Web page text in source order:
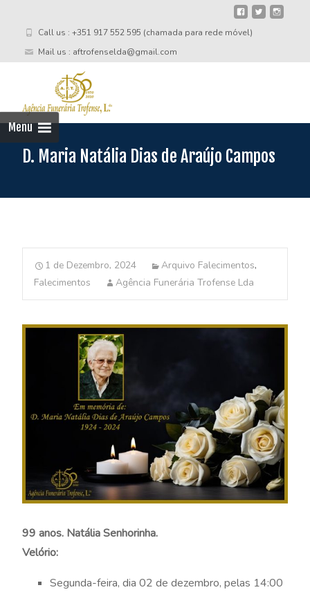
Call us : +351 917 552 595 (chamada para rede móvel)
Mail us : aftrofenselda@gmail.com
Menu
D. Maria Natália Dias de Araújo Campos
1 de Dezembro, 2024 Arquivo Falecimentos,
Falecimentos
Agência Funerária Trofense Lda
99 anos. Natália Senhorinha.
Velório:
Segunda-feira, dia 02 de dezembro, pelas 14:00